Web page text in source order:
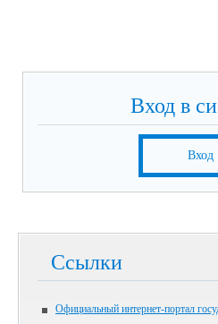
Вход в
Вход
Ссылки
Официальный интернет-портал